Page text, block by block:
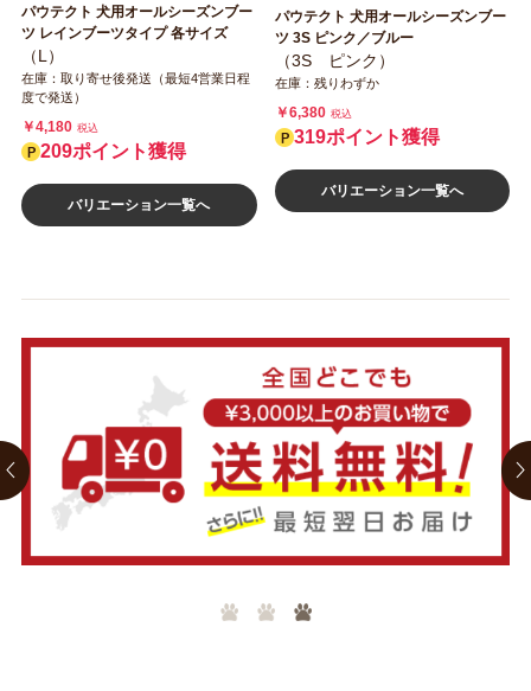
パウテクト 犬用オールシーズンブー
ツ レインブーツタイプ 各サイズ
（L）
在庫：取り寄せ後発送（最短4営業日程
度で発送）
￥4,180 税込
209ポイント獲得
バリエーション一覧へ
パウテクト 犬用オールシーズンブー
ツ 3S ピンク／ブルー
（3S ピンク）
在庫：残りわずか
￥6,380 税込
319ポイント獲得
バリエーション一覧へ